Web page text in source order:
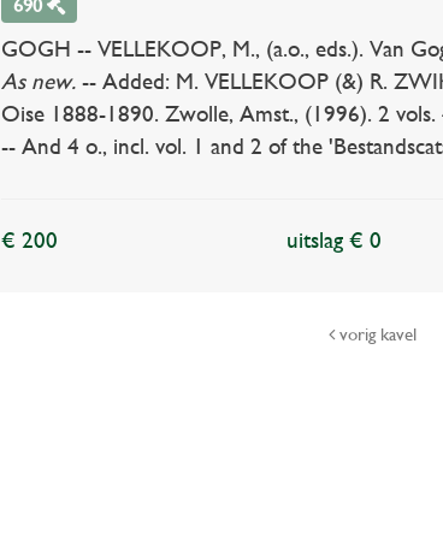
690
GOGH -- VELLEKOOP, M., (a.o., eds.). Van
As new. -- Added: M. VELLEKOOP (&) R.
Oise 1888-1890. Zwolle, Amst., (1996). 2
-- And 4 o., incl. vol. 1 and 2 of the
€ 200 uitslag € 0
vorig kavel